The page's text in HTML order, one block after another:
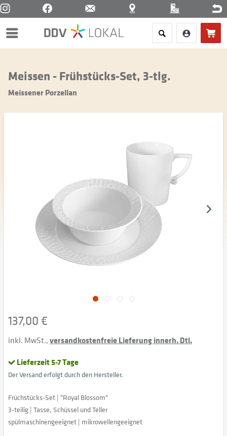
Menü
Meissen - Frühstücks-Set, 3-tlg.
Meissener Porzellan
137,00 €
inkl. MwSt.,versandkostenfreie Lieferung innerh. Dtl.
Lieferzeit 5-7 Tage
Der Versand erfolgt durch den Hersteller.
Früchstücks-Set | "Royal Blossom"
3-teilig | Tasse, Schüssel und Teller
spülmaschinengeeignet | mikrowellengeeignet